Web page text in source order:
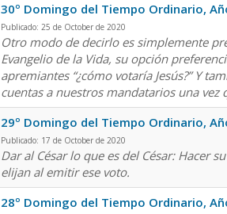
30º Domingo del Tiempo Ordinario,
Publicado: 25 de October de 2020
Otro modo de decirlo es simplemente
Evangelio de la Vida, su opción
apremiantes “¿cómo votaría Jesús?” Y
cuentas a nuestros mandatarios una vez
29º Domingo del Tiempo Ordinario,
Publicado: 17 de October de 2020
Dar al César lo que es del César: Hacer
elijan al emitir ese voto.
28º Domingo del Tiempo Ordinario,